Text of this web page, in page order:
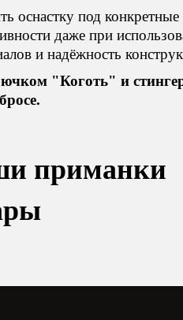
оснастку под
даже при
и надёжность
"Коготь" и
приманки